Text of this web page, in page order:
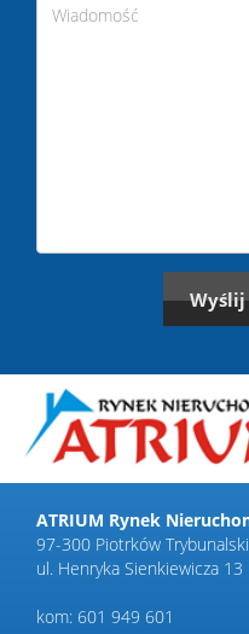
ATRIUM Rynek
97-300 Piotrków Trybunalski
ul. Henryka Sienkiewicza
kom: 601 949 601